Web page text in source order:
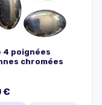
4 poignées
chromées
€